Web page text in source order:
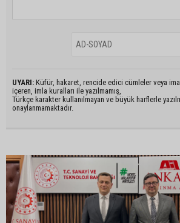
UYARI: Küfür, hakaret, rencide edici cümleler veya
içeren, imla kuralları ile yazılmamış,
Türkçe karakter kullanılmayan ve büyük harflerle
onaylanmamaktadır.